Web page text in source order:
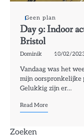
Geen plan
Day 9: Indoor
Bristol
Dominik 10/02/
Vandaag was het
mijn oorspronkelijke
Gelukkig zijn er…
Read More
Zoeken